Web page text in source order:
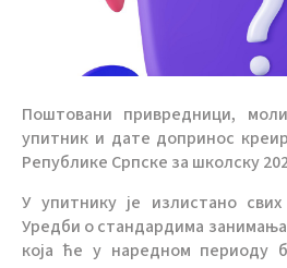
Поштовани привредници,
упитник и дате допринос
Републике Српске за школску
У упитнику је излистано
Уредби о стандардима
која ће у наредном периоду